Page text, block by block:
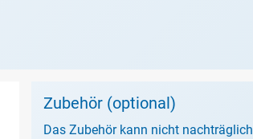
Zubehör (optional)
Das Zubehör kann nicht nachträglich